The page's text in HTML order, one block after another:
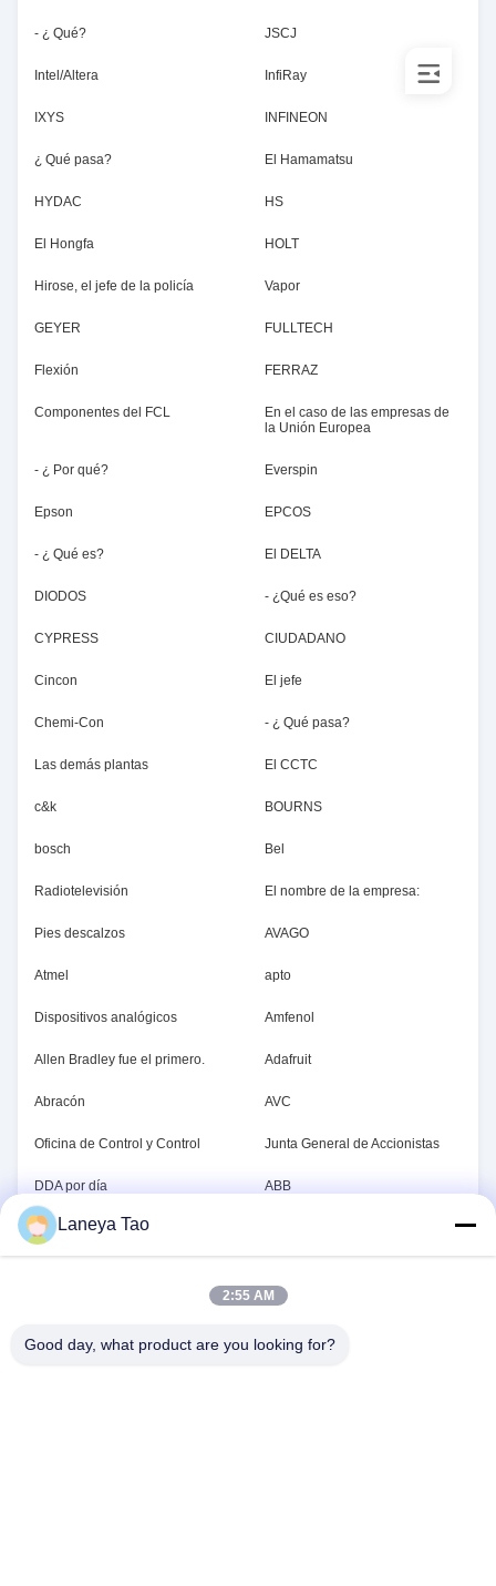
- ¿ Qué? JSCJ
Intel/Altera InfiRay
IXYS INFINEON
¿ Qué pasa? El Hamamatsu
HYDAC HS
El Hongfa HOLT
Hirose, el jefe de la policía Vapor
GEYER FULLTECH
Flexión FERRAZ
Componentes del FCL
En el caso de las empresas de
la Unión Europea
- ¿ Por qué? Everspin
Epson EPCOS
- ¿ Qué es? El DELTA
DIODOS - ¿Qué es eso?
CYPRESS CIUDADANO
Cincon El jefe
Chemi-Con - ¿ Qué pasa?
Las demás plantas El CCTC
c&k BOURNS
bosch Bel
Radiotelevisión El nombre de la empresa:
Pies descalzos AVAGO
Atmel apto
Dispositivos analógicos Amfenol
Allen Bradley fue el primero. Adafruit
Abracón AVC
Oficina de Control y Control Junta General de Accionistas
DDA por día ABB
En el caso de las empresas de
servicios de
telecomunicaciones:
Laneya Tao
2:55 AM
Good day, what product are you looking for?